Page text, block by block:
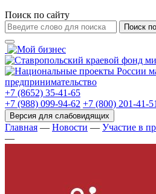
Поиск по сайту
Поиск
+7 (8652) 35-41-65
+7 (988) 099-94-62 +7 (800) 201-41-51
Главная — Новости — Участие в
—